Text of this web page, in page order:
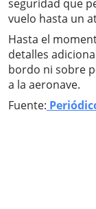
seguridad que
vuelo hasta un
Hasta el
detalles
bordo ni sobre
a la aeronave.
Fuente: